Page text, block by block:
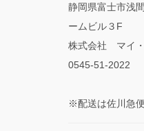
静岡県富士市浅
ームビル３F
株式会社 マイ・
0545-51-2022
※配送は佐川急